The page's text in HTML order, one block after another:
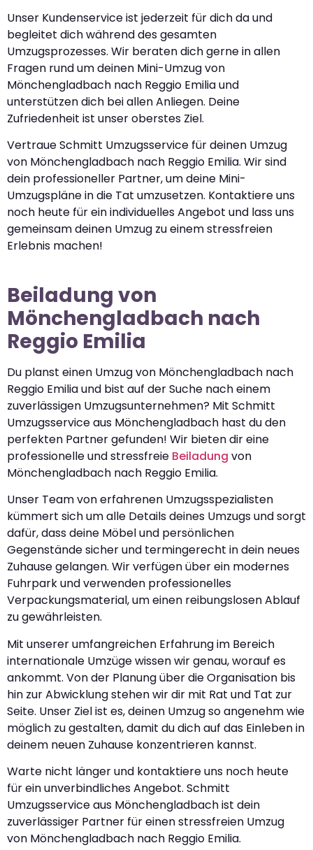
Unser Kundenservice ist jederzeit für dich da und
begleitet dich während des gesamten
Umzugsprozesses. Wir beraten dich gerne in allen
Fragen rund um deinen Mini-Umzug von
Mönchengladbach nach Reggio Emilia und
unterstützen dich bei allen Anliegen. Deine
Zufriedenheit ist unser oberstes Ziel.
Vertraue Schmitt Umzugsservice für deinen Umzug
von Mönchengladbach nach Reggio Emilia. Wir sind
dein professioneller Partner, um deine Mini-
Umzugspläne in die Tat umzusetzen. Kontaktiere uns
noch heute für ein individuelles Angebot und lass uns
gemeinsam deinen Umzug zu einem stressfreien
Erlebnis machen!
Beiladung von
Mönchengladbach nach
Reggio Emilia
Du planst einen Umzug von Mönchengladbach nach
Reggio Emilia und bist auf der Suche nach einem
zuverlässigen Umzugsunternehmen? Mit Schmitt
Umzugsservice aus Mönchengladbach hast du den
perfekten Partner gefunden! Wir bieten dir eine
professionelle und stressfreie Beiladung von
Mönchengladbach nach Reggio Emilia.
Unser Team von erfahrenen Umzugsspezialisten
kümmert sich um alle Details deines Umzugs und sorgt
dafür, dass deine Möbel und persönlichen
Gegenstände sicher und termingerecht in dein neues
Zuhause gelangen. Wir verfügen über ein modernes
Fuhrpark und verwenden professionelles
Verpackungsmaterial, um einen reibungslosen Ablauf
zu gewährleisten.
Mit unserer umfangreichen Erfahrung im Bereich
internationale Umzüge wissen wir genau, worauf es
ankommt. Von der Planung über die Organisation bis
hin zur Abwicklung stehen wir dir mit Rat und Tat zur
Seite. Unser Ziel ist es, deinen Umzug so angenehm wie
möglich zu gestalten, damit du dich auf das Einleben in
deinem neuen Zuhause konzentrieren kannst.
Warte nicht länger und kontaktiere uns noch heute
für ein unverbindliches Angebot. Schmitt
Umzugsservice aus Mönchengladbach ist dein
zuverlässiger Partner für einen stressfreien Umzug
von Mönchengladbach nach Reggio Emilia.